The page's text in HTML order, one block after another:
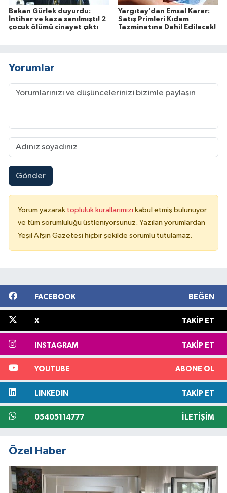
Bakan Gürlek duyurdu:
İntihar ve kaza sanılmıştı! 2
çocuk ölümü cinayet çıktı
Yargıtay’dan Emsal Karar:
Satış Primleri Kıdem
Tazminatına Dahil Edilecek!
Yorumlar
Gönder
Yorum yazarak topluluk kurallarımızı kabul etmiş bulunuyor
ve tüm sorumluluğu üstleniyorsunuz. Yazılan yorumlardan
Yeşil Afşin Gazetesi hiçbir şekilde sorumlu tutulamaz.
FACEBOOK BEĞEN
X TAKIP ET
INSTAGRAM TAKIP ET
YOUTUBE ABONE OL
LINKEDIN TAKIP ET
05405114777 İLETIŞIM
Özel Haber